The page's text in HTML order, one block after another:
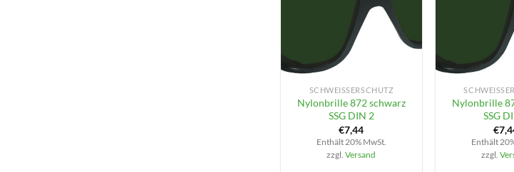
+
SCHWEISSERSCHUTZ
Nylonbrille 872 schwarz
SSG DIN 2
€7,44
Enthält 20% MwSt.
zzgl.Versand
+
Nylonbrille
SSG
€
Enthält
zzgl.